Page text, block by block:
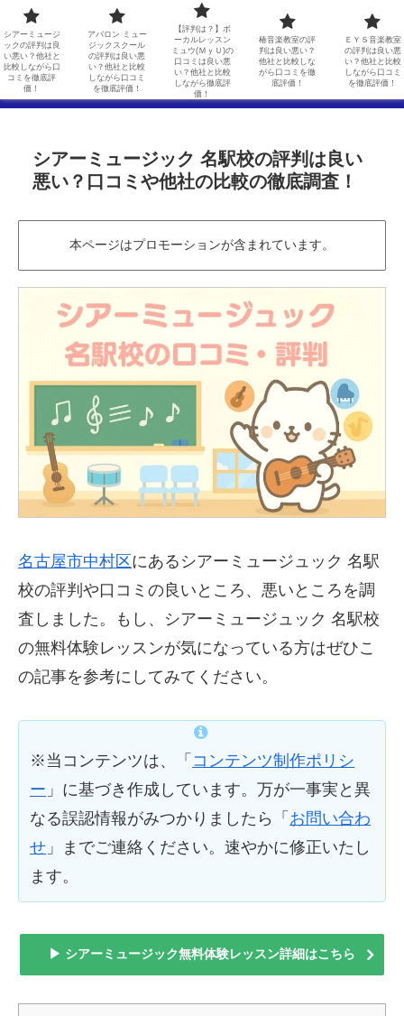
アバロン ミュージックスクールの評判は良い悪い？他社と比較しながら口コミを徹底評価！
【評判は？】ボーカルレッスンミュウ(ＭｙＵ)の口コミは良い悪い？他社と比較しながら徹底評価！ 椿音楽教室の評判は良い悪い？他社と比較しながら口コミを徹底評価！
ＥＹＳ音楽教室の評判は良い悪い？他社と比較しながら口コミを徹底評価！
シアーミュージック 名駅校の評判は良い
悪い？口コミや他社の比較の徹底調査！
本ページはプロモーションが含まれています。
名古屋市中村区にある シアーミュージュック 名駅
校の評判や口コミの良いところ、悪いところを調
査しました。もし、シアーミュージュック 名駅校
の無料体験レッスンが気になっている方はぜひこ
の記事を参考にしてみてください。
※当コンテンツは、「 コンテンツ制作ポリシ
ー 」に基づき作成しています。万が一事実と異
なる誤認情報がみつかりましたら「 お問い合わ
せ 」までご連絡ください。速やかに修正いたし
ます。
▶ シアーミュージック無料体験レッスン詳細はこちら
シアーミュージ
ックの評判は良
い悪い？他社と
比較しながら口
コミを徹底評
価！
アバロン ミュー
ジックスクール
の評判は良い悪
い？他社と比較
しながら口コミ
を徹底評価！
【評判は？】ボ
ーカルレッスン
ミュウ(ＭｙＵ)の
口コミは良い悪
い？他社と比較
しながら徹底評
価！
椿音楽教室の評
判は良い悪い？
他社と比較しな
がら口コミを徹
底評価！
ＥＹＳ音楽教室
の評判は良い悪
い？他社と比較
しながら口コミ
を徹底評価！